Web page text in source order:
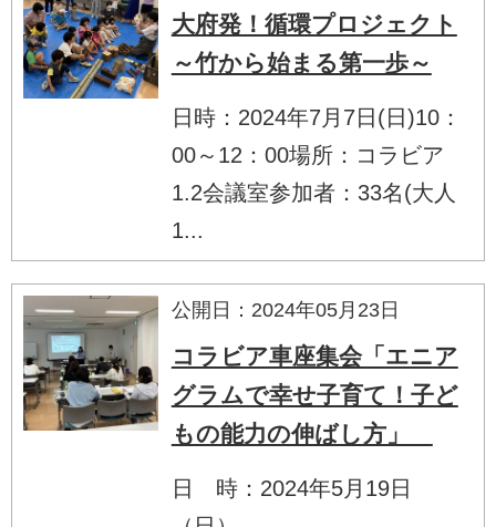
大府発！循環プロジェクト
～竹から始まる第一歩～
日時：2024年7月7日(日)10：
00～12：00場所：コラビア
1.2会議室参加者：33名(大人
1...
公開日：2024年05月23日
コラビア車座集会「エニア
グラムで幸せ子育て！子ど
もの能力の伸ばし方」
日 時：2024年5月19日